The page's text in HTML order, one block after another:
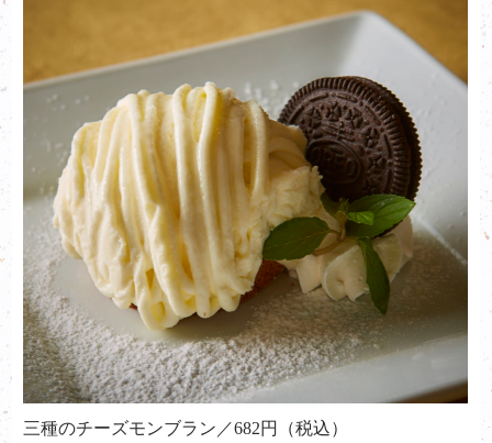
三種のチーズモンブラン／682円（税込）